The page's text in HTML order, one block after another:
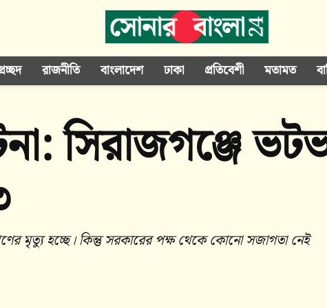
রাজনীতি বাংলাদেশ ঢাকা প্রতিবেশী মতামত
সিরাজগঞ্জে
মৃত্যু হচ্ছে। কিন্তু সরকারের পক্ষ থেকে কোনো সজাগতা নেই